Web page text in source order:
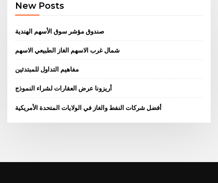
New Posts
صندوق مؤشر سوق الأسهم الهندية
شمال غرب الاسهم الغاز الطبيعي الاسهم
مفاهيم التداول للمبتدئين
أريزونا عرض العقارات لشراء النموذج
أفضل شركات النفط والغاز في الولايات المتحدة الأمريكية